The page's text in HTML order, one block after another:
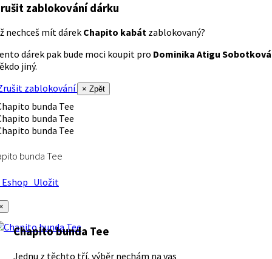
zablokování dárku
nechceš mít dárek Chapito kabát zablokovaný?
dárek pak bude moci koupit pro Dominika Atigu Sobotková
jiný.
zablokování
× Zpět
bunda Tee
Uložit
Chapito bunda Tee
Jednu z těchto tří, výběr nechám na vas